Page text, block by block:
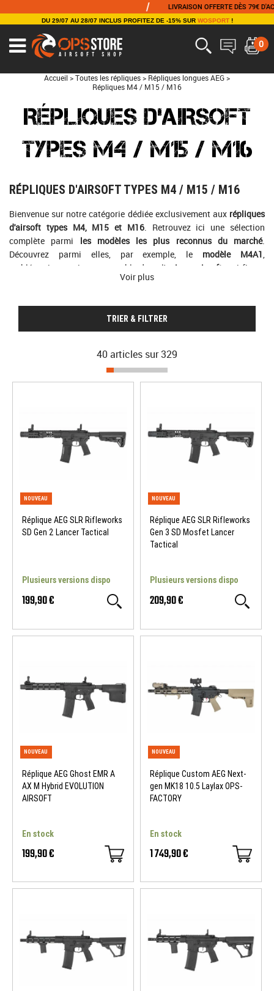
LIVRAISON OFFERTE DÈS 79€ D'ACHAT /
DU 29/07 AU 28/07 INCLUS PROFITEZ DE -15% SUR WOSPORT!
0
Accueil > Toutes les répliques > Répliques longues AEG >
Répliques M4 / M15 / M16
RÉPLIQUES D'AIRSOFT
TYPES M4 / M15 / M16
RÉPLIQUES D'AIRSOFT TYPES M4 / M15 / M16
Bienvenue sur notre catégorie dédiée exclusivement aux répliques
d'airsoft types M4, M15 et M16. Retrouvez ici une sélection
complète parmi les modèles les plus reconnus du marché.
Découvrez parmi elles, par exemple, le modèle M4A1,
emblématique et incontournable dans l' univers airsoft , qui figure
parmi les répliques les plus appréciées des joueurs, débutants
entièrement modulable car pourvus derails Picatinnypermettant
. Cesfusils d’assautsont utilisés entre autres
par l’US Army, mais aussi par une grande quantité deforces
dans le monde entier.
Voir plus
TRIER & FILTRER
40 articles sur329
Réplique AEG SLR Rifleworks
SD Gen 2 Lancer Tactical
Plusieurs versions dispo
199,90 €
Réplique AEG SLR Rifleworks
Gen 3 SD Mosfet Lancer
Tactical
Plusieurs versions dispo
209,90 €
NOUVEAU
Réplique AEG Ghost EMR A
AX M Hybrid EVOLUTION
AIRSOFT
En stock
199,90 €
NOUVEAU
Réplique Custom AEG Next-
gen MK18 10.5 Laylax OPS-
FACTORY
En stock
1 749,90 €